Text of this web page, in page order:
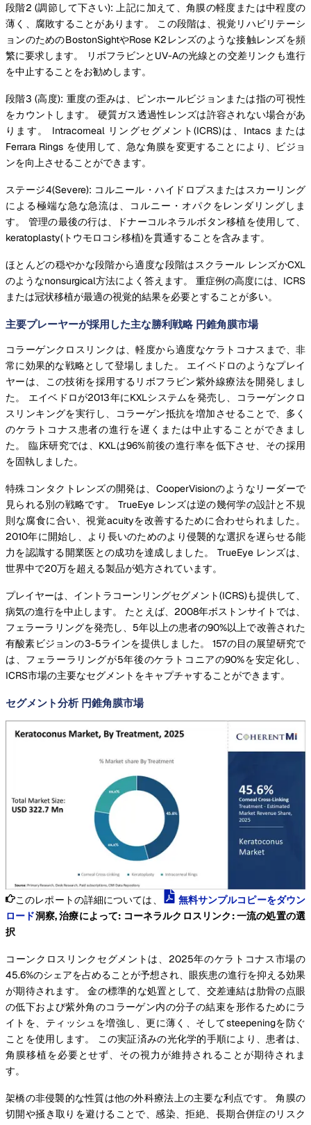
段階2 (調節して下さい): 上記に加えて、角膜の軽度または中程度の
薄く、腐敗することがあります。 この段階は、視覚リハビリテーシ
ョンのためのBostonSightやRose K2レンズのような接触レンズを頻
繁に要求します。 リボフラビンとUV-Aの光線との交差リンクも進行
を中止することをお勧めします。
段階3 (高度): 重度の歪みは、ピンホールビジョンまたは指の可視性
をカウントします。 硬質ガス透過性レンズは許容されない場合があ
ります。 Intracorneal リングセグメント(ICRS)は、Intacs または
Ferrara Rings を使用して、急な角膜を変更することにより、ビジョ
ンを向上させることができます。
ステージ4(Severe): コルニール・ハイドロプスまたはスカーリング
による極端な急な急流は、コルニー・オパクをレンダリングしま
す。 管理の最後の行は、ドナーコルネラルボタン移植を使用して、
keratoplasty(トウモロコシ移植)を貫通することを含みます。
ほとんどの穏やかな段階から適度な段階はスクラール レンズかCXL
のようなnonsurgical方法によく答えます。 重症例の高度には、ICRS
または冠状移植が最適の視覚的結果を必要とすることが多い。
主要プレーヤーが採用した主な勝利戦略 円錐角膜市場
コラーゲンクロスリンクは、軽度から適度なケラトコナスまで、非
常に効果的な戦略として登場しました。 エイベドロのようなプレイ
ヤーは、この技術を採用するリボフラビン紫外線療法を開発しまし
た。 エイベドロが2013年にKXLシステムを発売し、コラーゲンクロ
スリンキングを実行し、コラーゲン抵抗を増加させることで、多く
のケラトコナス患者の進行を遅くまたは中止することができまし
た。 臨床研究では、KXLは96%前後の進行率を低下させ、その採用
を固執しました。
特殊コンタクトレンズの開発は、CooperVisionのようなリーダーで
見られる別の戦略です。 TrueEye レンズは逆の幾何学の設計と不規
則な腐食に合い、視覚acuityを改善するために合わせられました。
2010年に開始し、より長いのためのより侵襲的な選択を遅らせる能
力を認識する開業医との成功を達成しました。 TrueEye レンズは、
世界中で20万を超える製品が処方されています。
プレイヤーは、イントラコーンリングセグメント(ICRS)も提供して、
病気の進行を中止します。 たとえば、2008年ボストンサイトでは、
フェラーラリングを発売し、5年以上の患者の90%以上で改善された
有酸素ビジョンの3-5ラインを提供しました。 157の目の展望研究で
は、フェラーラリングが5年後のケラトコニアの90%を安定化し、
ICRS市場の主要なセグメントをキャプチャすることができます。
セグメント分析 円錐角膜市場
このレポートの詳細については、
無料サンプルコピーをダウン
ロード洞察, 治療によって: コーネラルクロスリンク: 一流の処置の選
択
コーンクロスリンクセグメントは、2025年のケラトコナス市場の
45.6%のシェアを占めることが予想され、眼疾患の進行を抑える効果
が期待されます。 金の標準的な処置として、交差連結は肋骨の点眼
の低下および紫外角のコラーゲン内の分子の結束を形作るためにラ
イトを、ティッシュを増強し、更に薄く、そしてsteepeningを防ぐ
ことを使用します。 この実証済みの光化学的手順により、患者は、
角膜移植を必要とせず、その視力が維持されることが期待されま
す。
架橋の非侵襲的な性質は他の外科療法上の主要な利点です。 角膜の
切開や掻き取りを避けることで、感染、拒絶、長期合併症のリスク